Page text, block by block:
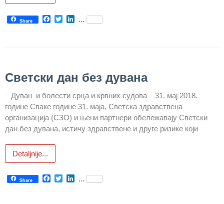
Share Facebook
TwitterLinkedIn
...
Светски дан без дувана
– Дуван и болести срца и крвних судова – 31. мај 2018.
године Сваке године 31. маја, Светска здравствена
организација (СЗО) и њени партнери обележавају Светски
дан без дувана, истичу здравствене и друге ризике који
Detaljnije...
Share Facebook
TwitterLinkedIn
...
социјалне
економско-
финансијске,
техничке и
друге сличне
послове
Информатор
/ јавне